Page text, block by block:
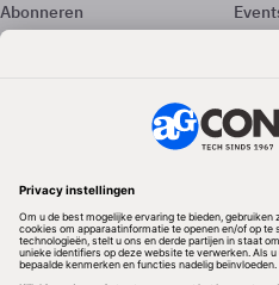
Abonneren
Adverteren
Volg ons